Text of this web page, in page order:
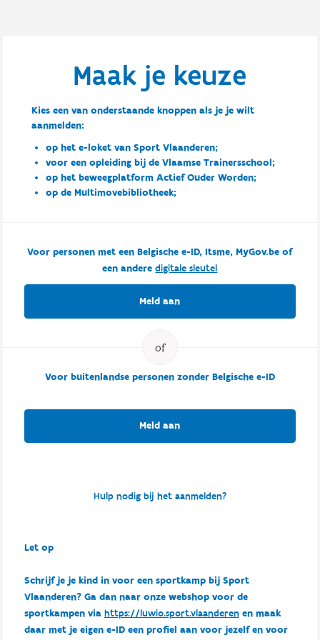
Maak je keuze
Kies een van onderstaande knoppen als je je wilt
aanmelden:
op het e-loket van Sport Vlaanderen;
voor een opleiding bij de Vlaamse Trainersschool;
op het beweegplatform Actief Ouder Worden;
op de Multimovebibliotheek;
Voor personen met een Belgische e-ID, Itsme, MyGov.be of
een anderedigitale sleutel
Meld aan
Voor buitenlandse personen zonder Belgische e-ID
Meld aan
Hulp nodig bij het aanmelden?
Let op
Schrijf je je kind in voor een sportkamp bij Sport
Vlaanderen? Ga dan naar onze webshop voor de
sportkampen via https://luwio.sport.vlaanderenen maak
daar met je eigen e-ID een profiel aan voor jezelf en voor